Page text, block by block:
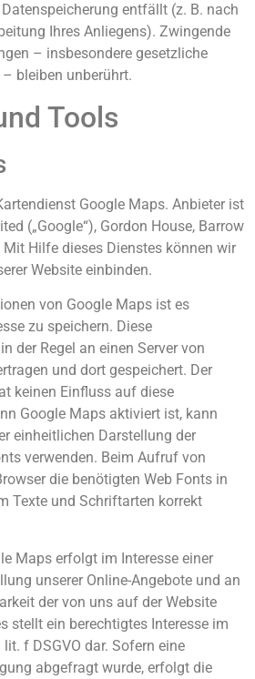
entfällt (z. B. nach
Ihres Anliegens). Zwingende
– insbesondere gesetzliche
bleiben unberührt.
Tools
Google Maps. Anbieter ist
(„Google“), Gordon House, Barrow
Hilfe dieses Dienstes können wir
Website einbinden.
von Google Maps ist es
zu speichern. Diese
der Regel an einen Server von
und dort gespeichert. Der
keinen Einfluss auf diese
Google Maps aktiviert ist, kann
einheitlichen Darstellung der
verwenden. Beim Aufruf von
die benötigten Web Fonts in
Texte und Schriftarten korrekt
Maps erfolgt im Interesse einer
unserer Online-Angebote und an
der von uns auf der Website
stellt ein berechtigtes Interesse im
f DSGVO dar. Sofern eine
abgefragt wurde, erfolgt die